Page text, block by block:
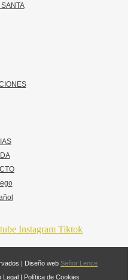
Instagram Tiktok
| Diseño web Señor Lence
Legal| Política de Cookies